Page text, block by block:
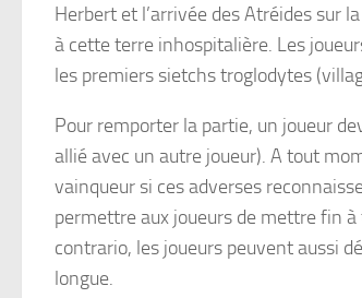
Herbert et l’arrivée des Atréides sur
à cette terre inhospitalière. Les
les premiers sietchs troglodytes
Pour remporter la partie, un joueur
allié avec un autre joueur). A tout
vainqueur si ces adverses
permettre aux joueurs de mettre fin
contrario, les joueurs peuvent aussi
longue.